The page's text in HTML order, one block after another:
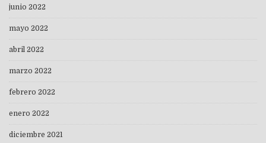
junio 2022
mayo 2022
abril 2022
marzo 2022
febrero 2022
enero 2022
diciembre 2021